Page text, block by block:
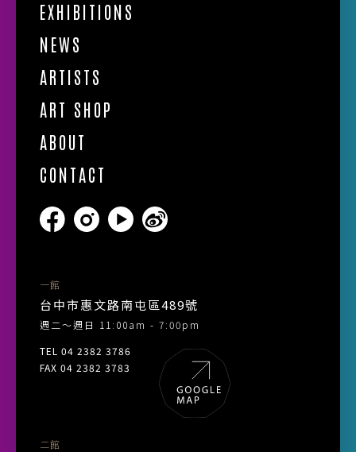
EXHIBITIONS
NEWS
ARTISTS
ART SHOP
ABOUT
CONTACT
一館
台中市惠文路南屯區489號
週二～週日 11:00am - 7:00pm
TEL 04 2382 3786
FAX 04 2382 3783
二館